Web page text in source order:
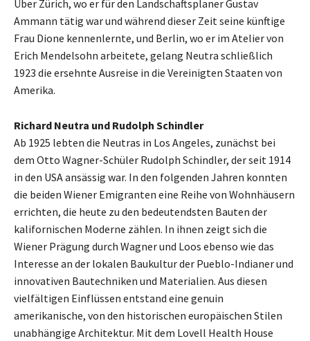
Über Zürich, wo er für den Landschaftsplaner Gustav
Ammann tätig war und während dieser Zeit seine künftige
Frau Dione kennenlernte, und Berlin, wo er im Atelier von
Erich Mendelsohn arbeitete, gelang Neutra schließlich
1923 die ersehnte Ausreise in die Vereinigten Staaten von
Amerika.
Richard Neutra und Rudolph Schindler
Ab 1925 lebten die Neutras in Los Angeles, zunächst bei
dem Otto Wagner-Schüler Rudolph Schindler, der seit 1914
in den USA ansässig war. In den folgenden Jahren konnten
die beiden Wiener Emigranten eine Reihe von Wohnhäusern
errichten, die heute zu den bedeutendsten Bauten der
kalifornischen Moderne zählen. In ihnen zeigt sich die
Wiener Prägung durch Wagner und Loos ebenso wie das
Interesse an der lokalen Baukultur der Pueblo-Indianer und
innovativen Bautechniken und Materialien. Aus diesen
vielfältigen Einflüssen entstand eine genuin
amerikanische, von den historischen europäischen Stilen
unabhängige Architektur. Mit dem Lovell Health House